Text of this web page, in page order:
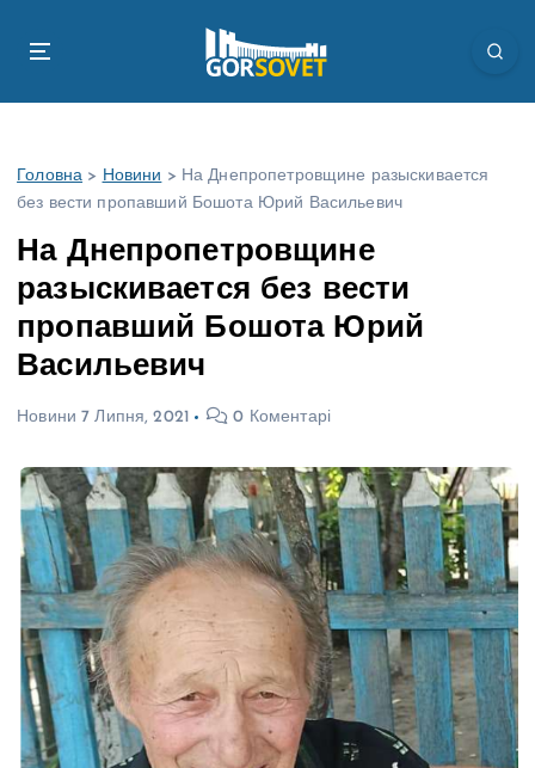
Головна > Новини > На Днепропетровщине разыскивается
без вести пропавший Бошота Юрий Васильевич
На Днепропетровщине
разыскивается без вести
пропавший Бошота Юрий
Васильевич
Новини 7 Липня, 2021 0 Коментарі